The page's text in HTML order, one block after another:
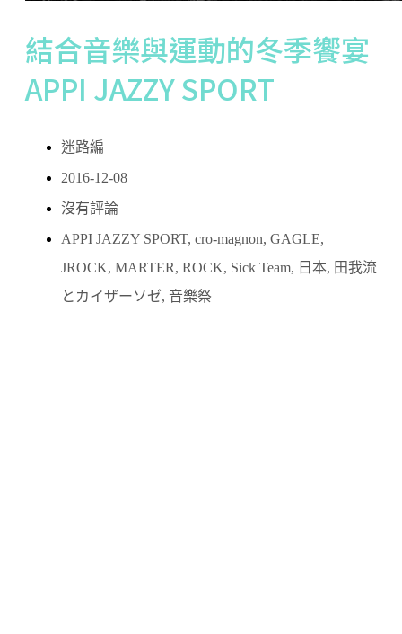
結合音樂與運動的冬季饗宴
APPI JAZZY SPORT
迷路編
2016-12-08
沒有評論
APPI JAZZY SPORT, cro-magnon, GAGLE,
JROCK, MARTER, ROCK, Sick Team, 日本, 田我流
とカイザーソゼ, 音樂祭